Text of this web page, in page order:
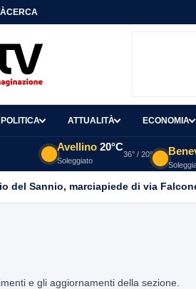
CERCA
POLITICA ATTUALITÀ ECONOMIA
Avellino 20°C
Soleggiato
36° / 20°
del Sannio, marciapiede di via
e gli aggiornamenti della sezione.